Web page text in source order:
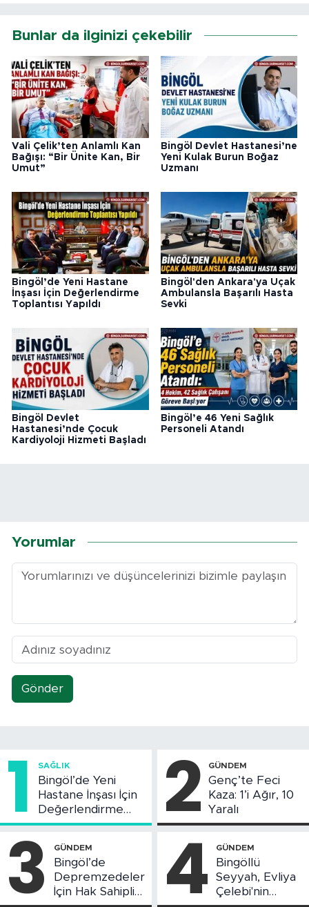
Bunlar da ilginizi çekebilir
Vali Çelik’ten Anlamlı Kan
Bağışı: “Bir Ünite Kan, Bir
Umut”
Bingöl Devlet Hastanesi’ne
Yeni Kulak Burun Boğaz
Uzmanı
Bingöl’de Yeni Hastane
İnşası İçin Değerlendirme
Toplantısı Yapıldı
Bingöl'den Ankara'ya Uçak
Ambulansla Başarılı Hasta
Sevki
Bingöl Devlet
Hastanesi’nde Çocuk
Kardiyoloji Hizmeti Başladı
Bingöl’e 46 Yeni Sağlık
Personeli Atandı
Yorumlar
Gönder
1 SAĞLIK
Bingöl’de Yeni
Hastane İnşası İçin
Değerlendirme
Toplantısı Yapıldı
2 GÜNDEM
Genç’te Feci
Kaza: 1’i Ağır, 10
Yaralı
3 GÜNDEM
Bingöl’de
Depremzedeler
İçin Hak Sahipliği
4 GÜNDEM
Bingöllü
Seyyah, Evliya
Çelebi'nin